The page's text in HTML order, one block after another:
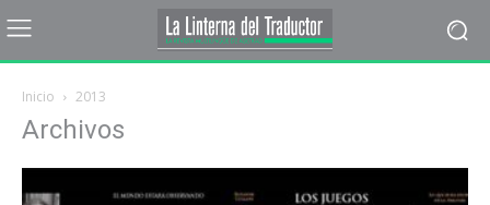
Inicio 2013
Archivos